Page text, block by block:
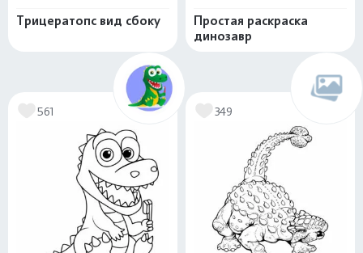
Трицератопс вид сбоку
Простая раскраска
динозавр
561 349